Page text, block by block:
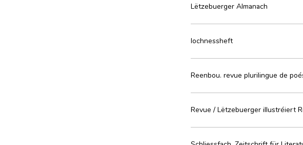
Lëtzebuerger Almanach
lochnessheft
Reenbou. revue plurilingue de
Revue / Lëtzebuerger illustréiert